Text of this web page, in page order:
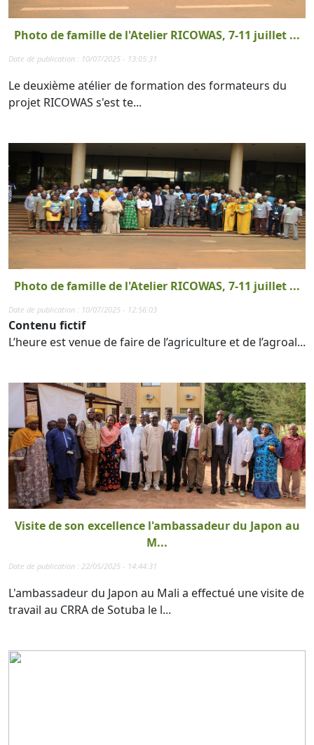
Photo de famille de l'Atelier RICOWAS, 7-11 juillet ...
Date de publication : 10/07/2025 - 13:05:31
Le deuxième atélier de formation des formateurs du
projet RICOWAS s'est te...
Photo de famille de l'Atelier RICOWAS, 7-11 juillet ...
Date de publication : 10/07/2025 - 12:56:03
Contenu fictif
L’heure est venue de faire de l’agriculture et de l’agroal...
Visite de son excellence l'ambassadeur du Japon au
M...
Date de publication : 22/05/2025 - 14:44:31
L'ambassadeur du Japon au Mali a effectué une visite de
travail au CRRA de Sotuba le l...